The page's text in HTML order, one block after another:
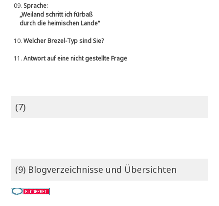
09.Sprache:
„Weiland schritt ich fürbaß
durch die heimischen Lande“
10.Welcher Brezel-Typ sind Sie?
11.Antwort auf eine nicht gestellte Frage
(7)
(9) Blogverzeichnisse und Übersichten